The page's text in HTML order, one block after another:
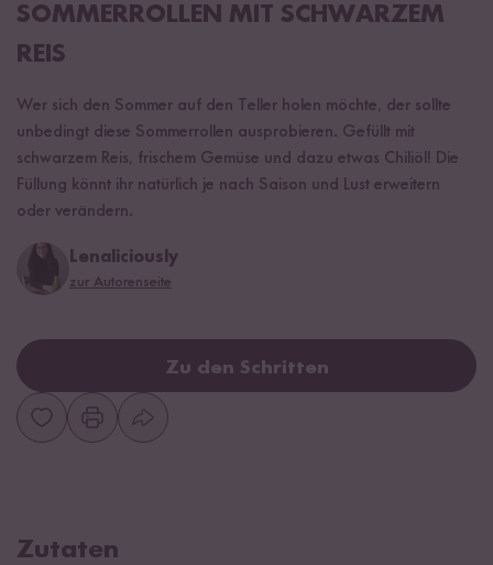
SOMMERROLLEN MIT SCHWARZEM
REIS
Wer sich den Sommer auf den Teller holen möchte, der sollte
unbedingt diese Sommerrollen ausprobieren. Gefüllt mit
schwarzem Reis, frischem Gemüse und dazu etwas Chiliöl! Die
Füllung könnt ihr natürlich je nach Saison und Lust erweitern
oder verändern.
Lenaliciously
zur Autorenseite
Zu den Schritten
Zutaten